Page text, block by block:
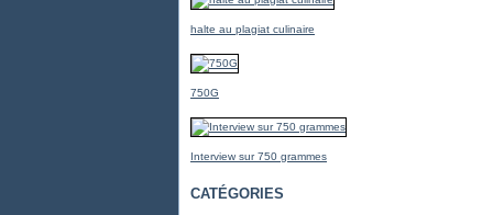
halte au plagiat culinaire
750G
Interview sur 750 grammes
CATÉGORIES